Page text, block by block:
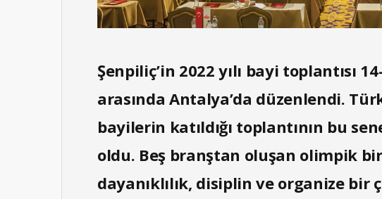
Şenpiliç’in 2022 yılı bayi toplantısı
arasında Antalya’da düzenlendi.
bayilerin katıldığı toplantının bu
oldu. Beş branştan oluşan olimpik
dayanıklılık, disiplin ve organize bir